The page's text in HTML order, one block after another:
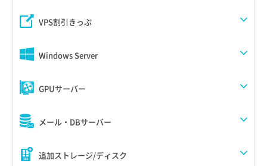
VPS割引きっぷ
Windows Server
GPUサーバー
メール・DBサーバー
追加ストレージ/ディスク